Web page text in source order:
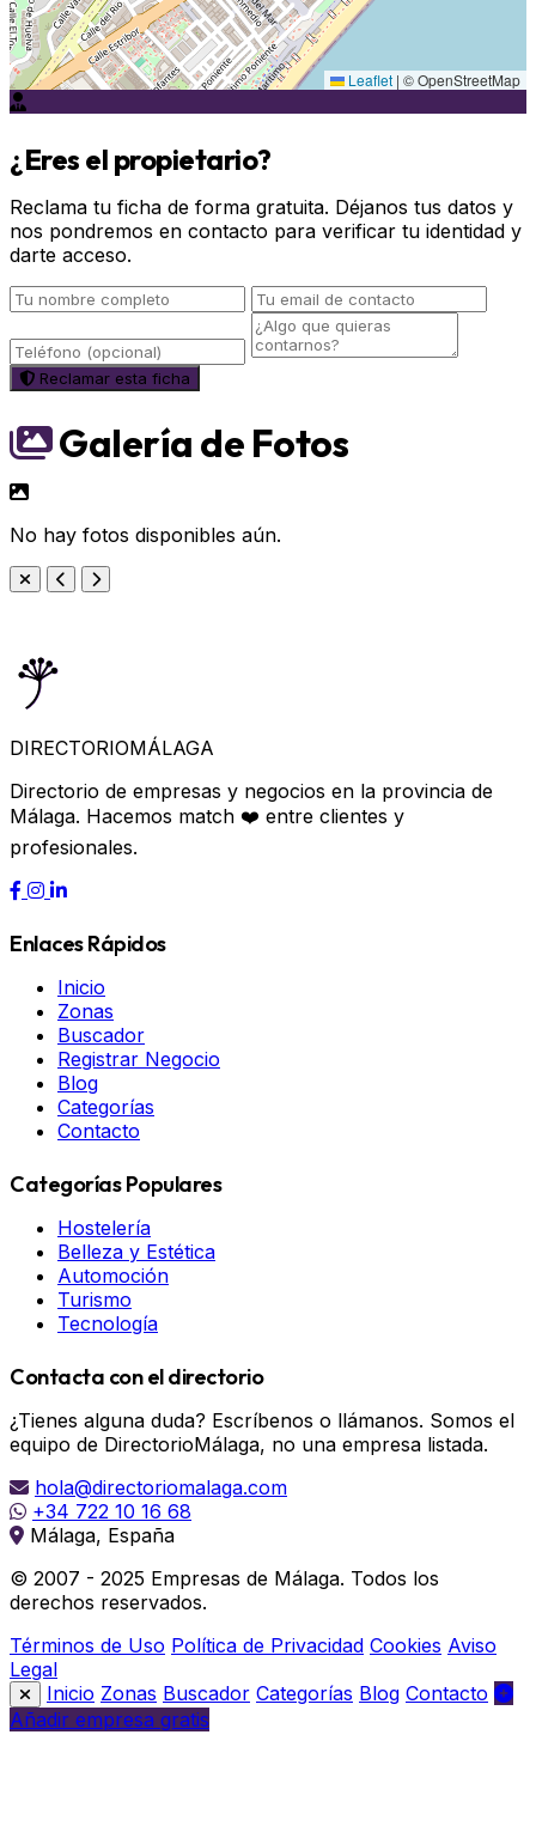
Leaflet | © OpenStreetMap
¿Eres el propietario?
Reclama tu ficha de forma gratuita. Déjanos tus datos y
nos pondremos en contacto para verificar tu identidad y
darte acceso.
Reclamar esta ficha
Galería de Fotos
No hay fotos disponibles aún.
DIRECTORIOMÁLAGA
Directorio de empresas y negocios en la provincia de
Málaga. Hacemos match ❤️ entre clientes y
profesionales.
Enlaces Rápidos
Inicio
Zonas
Buscador
Registrar Negocio
Blog
Categorías
Contacto
Categorías Populares
Hostelería
Belleza y Estética
Automoción
Turismo
Tecnología
Contacta con el directorio
¿Tienes alguna duda? Escríbenos o llámanos. Somos el
equipo de DirectorioMálaga, no una empresa listada.
hola@directoriomalaga.com
+34 722 10 16 68
Málaga, España
© 2007 - 2025 Empresas de Málaga. Todos los
derechos reservados.
Términos de Uso Política de Privacidad Cookies Aviso
Legal
Inicio Zonas Buscador Categorías Blog Contacto
Añadir empresa gratis